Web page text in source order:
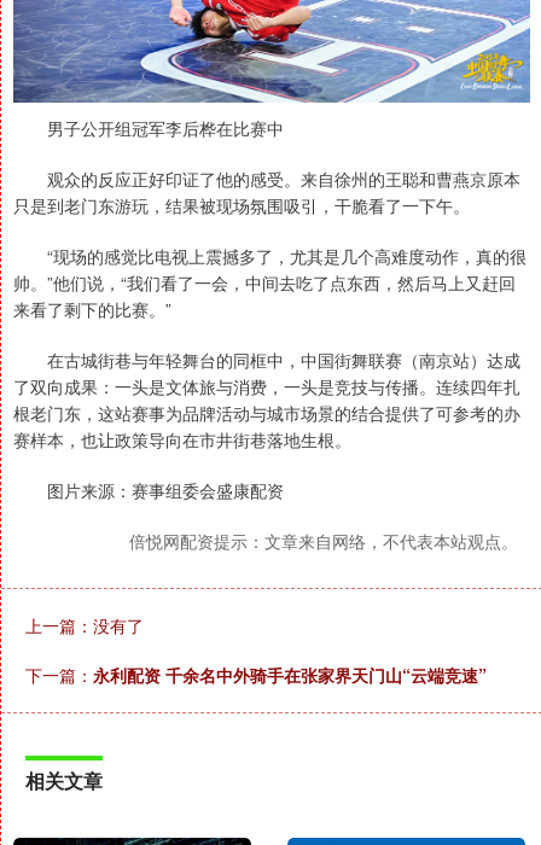
男子公开组冠军李后桦在比赛中
观众的反应正好印证了他的感受。来自徐州的王聪和曹燕京原本
只是到老门东游玩，结果被现场氛围吸引，干脆看了一下午。
“现场的感觉比电视上震撼多了，尤其是几个高难度动作，真的很
帅。”他们说，“我们看了一会，中间去吃了点东西，然后马上又赶回
来看了剩下的比赛。”
在古城街巷与年轻舞台的同框中，中国街舞联赛（南京站）达成
了双向成果：一头是文体旅与消费，一头是竞技与传播。连续四年扎
根老门东，这站赛事为品牌活动与城市场景的结合提供了可参考的办
赛样本，也让政策导向在市井街巷落地生根。
图片来源：赛事组委会盛康配资
倍悦网配资提示：文章来自网络，不代表本站观点。
上一篇：没有了
下一篇： 永利配资 千余名中外骑手在张家界天门山“云端竞速”
相关文章